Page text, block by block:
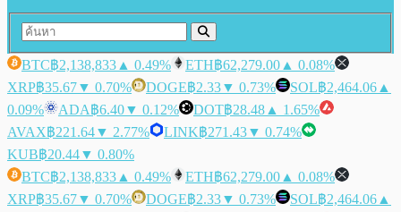
BTC฿2,138,833 ▲ 0.49% ETH฿62,279.00 ▲ 0.08%
XRP฿35.67▼ 0.70% DOGE฿2.33▼ 0.73% SOL฿2,464.06 ▲
0.09%
ADA฿6.40▼ 0.12% DOT฿28.48 ▲ 1.65%
AVAX฿221.64▼ 2.77% LINK฿271.43▼ 0.74%
KUB฿20.44▼ 0.80%
BTC฿2,138,833 ▲ 0.49% ETH฿62,279.00 ▲ 0.08%
XRP฿35.67▼ 0.70% DOGE฿2.33▼ 0.73% SOL฿2,464.06 ▲